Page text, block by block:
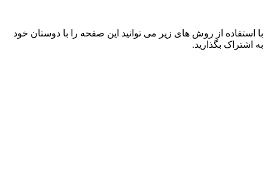
با استفاده از روش های زیر می توانید این صفحه را با دوستان خود
به اشتراک بگذارید.